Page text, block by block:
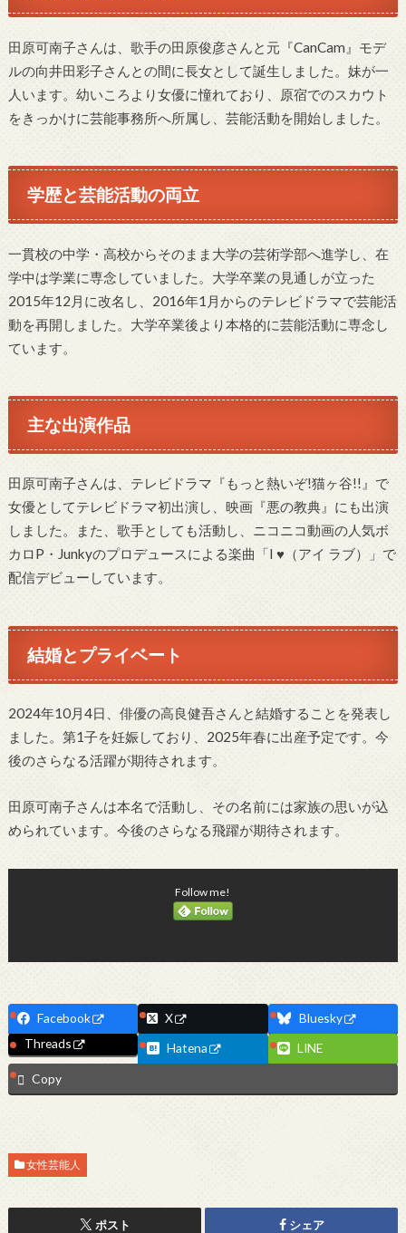
田原可南子さんは、歌手の田原俊彦さんと元『CanCam』モデ
ルの向井田彩子さんとの間に長女として誕生しました。妹が一
人います。幼いころより女優に憧れており、原宿でのスカウト
をきっかけに芸能事務所へ所属し、芸能活動を開始しました。
学歴と芸能活動の両立
一貫校の中学・高校からそのまま大学の芸術学部へ進学し、在
学中は学業に専念していました。大学卒業の見通しが立った
2015年12月に改名し、2016年1月からのテレビドラマで芸能活
動を再開しました。大学卒業後より本格的に芸能活動に専念し
ています。
主な出演作品
田原可南子さんは、テレビドラマ『もっと熱いぞ!猫ヶ谷!!』で
女優としてテレビドラマ初出演し、映画『悪の教典』にも出演
しました。また、歌手としても活動し、ニコニコ動画の人気ボ
カロP・Junkyのプロデュースによる楽曲「I ♥（アイ ラブ）」で
配信デビューしています。
結婚とプライベート
2024年10月4日、俳優の高良健吾さんと結婚することを発表し
ました。第1子を妊娠しており、2025年春に出産予定です。今
後のさらなる活躍が期待されます。
田原可南子さんは本名で活動し、その名前には家族の思いが込
められています。今後のさらなる飛躍が期待されます。
Follow me!
Facebook X
Bluesky
Threads
Hatena
LINE
Copy
女性芸能人
ポスト シェア